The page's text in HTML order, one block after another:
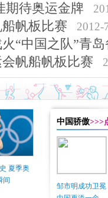
期待奥运金牌
帆板比赛 2012-
“中国之队”青
帆船帆板比赛
夏季奥
间
中国骄傲>>>
邹市明成功卫冕